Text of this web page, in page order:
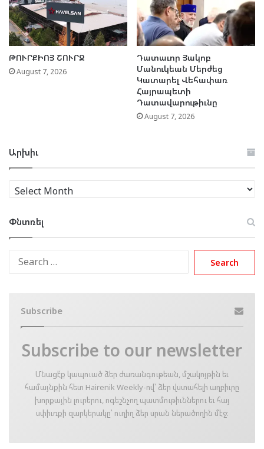
ԹՈՒՐՔԻՈՅ ՇՈՒՐՋ
August 7, 2026
Դատաւոր Յակոբ
Մանուկեան Մերժեց
Կատարել Վեհափառ
Հայրապետի
Դատավարութիւնը
August 7, 2026
Արխիւ
Արխիւ
Փնտռել
Subscribe
Subscribe to our newsletter
Մնացէ՛ք կապուած ձեր ժառանգութեան, մշակոյթին եւ
համայնքին հետ Hairenik Weekly-ով՝ ձեր վստահելի աղբիւրը
խորքային լուրերու, ոգեշնչող պատմութիւններու եւ հայ
սփիւռքի զարկերակը՝ ուղիղ ձեր սրան ներածողին մէջ։